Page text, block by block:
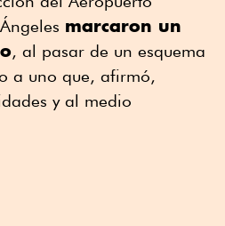
marcaron un
, al pasar de un esquema
a uno que, afirmó,
y al medio